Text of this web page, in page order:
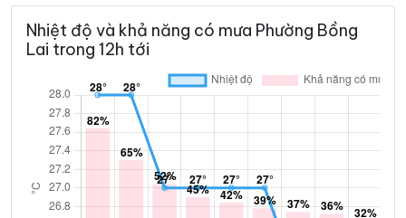
Nhiệt độ và khả năng có mưa Phường Bồng
Lai trong 12h tới